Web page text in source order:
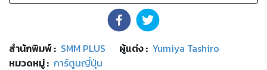
สำนักพิมพ์: SMM PLUS ผู้แต่ง : Yumiya Tashiro
หมวดหมู่: การ์ตูนญี่ปุ่น